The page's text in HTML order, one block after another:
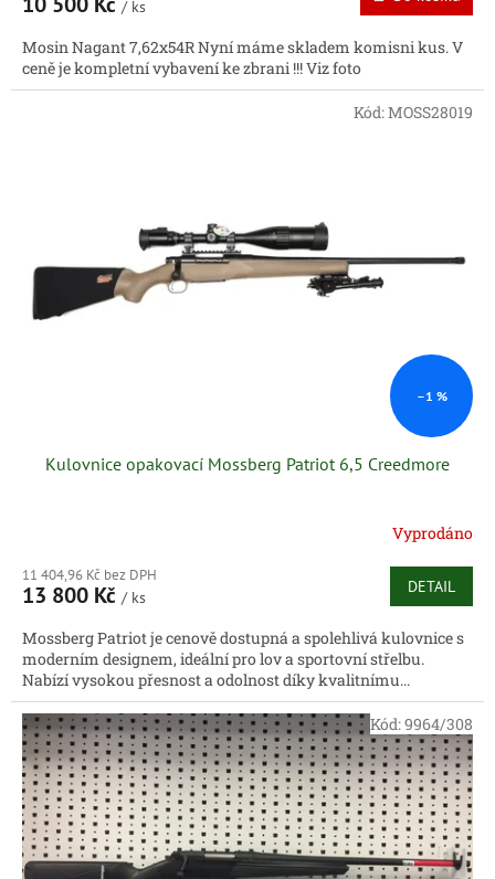
/ ks
Mosin Nagant 7,62x54R Nyní máme skladem komisni kus. V
ceně je kompletní vybavení ke zbrani !!! Viz foto
–1 %
Kulovnice opakovací Mossberg Patriot 6,5 Creedmore
Vyprodáno
11 404,96 Kč bez DPH
13 800 Kč / ks
DETAIL
Mossberg Patriot je cenově dostupná a spolehlivá kulovnice s
moderním designem, ideální pro lov a sportovní střelbu.
Nabízí vysokou přesnost a odolnost díky kvalitnímu...
Kód:MOSS28019
Kód:9964/308